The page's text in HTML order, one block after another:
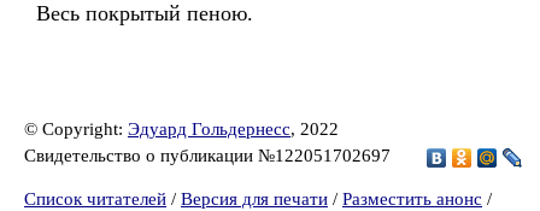
Весь покрытый пеною.
© Copyright: Эдуард Гольдернесс, 2022
Свидетельство о публикации №122051702697
Список читателей / Версия для печати / Разместить анонс /